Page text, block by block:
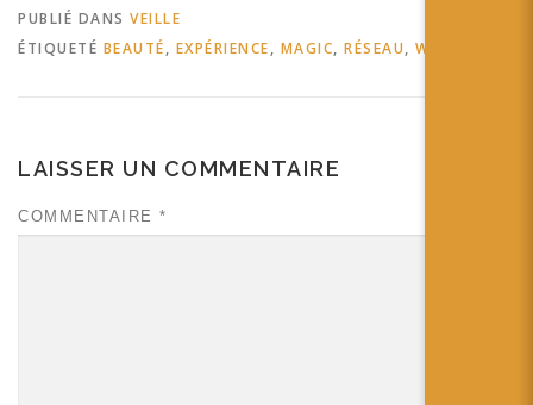
PUBLIÉ DANS VEILLE
ÉTIQUETÉ BEAUTÉ, EXPÉRIENCE, MAGIC, RÉSEAU, WEBXR
LAISSER UN COMMENTAIRE
COMMENTAIRE *